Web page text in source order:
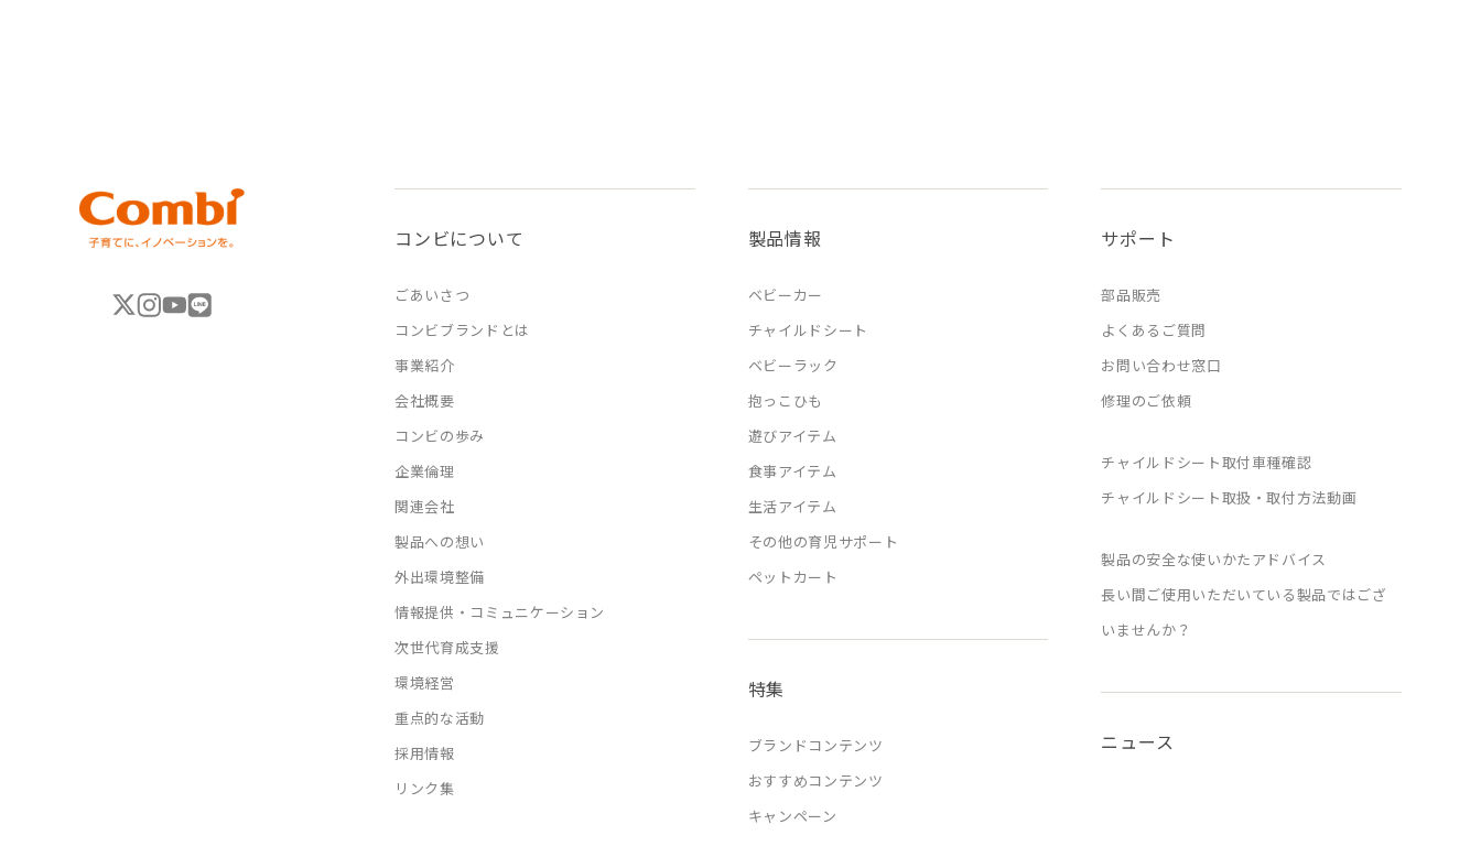
コンビについて
ごあいさつ
コンビブランドとは
事業紹介
会社概要
コンビの歩み
企業倫理
関連会社
製品への想い
外出環境整備
情報提供・コミュニケーション
次世代育成支援
環境経営
重点的な活動
採用情報
リンク集
製品情報
ベビーカー
チャイルドシート
ベビーラック
抱っこひも
遊びアイテム
食事アイテム
生活アイテム
その他の育児サポート
ペットカート
特集
ブランドコンテンツ
おすすめコンテンツ
キャンペーン
サポート
部品販売
よくあるご質問
お問い合わせ窓口
修理のご依頼
チャイルドシート取付車種確認
チャイルドシート取扱・取付方法動画
製品の安全な使いかたアドバイス
長い間ご使用いただいている製品ではござ
いませんか？
ニュース